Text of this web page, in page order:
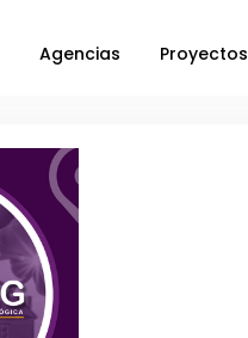
Agencias Proyectos